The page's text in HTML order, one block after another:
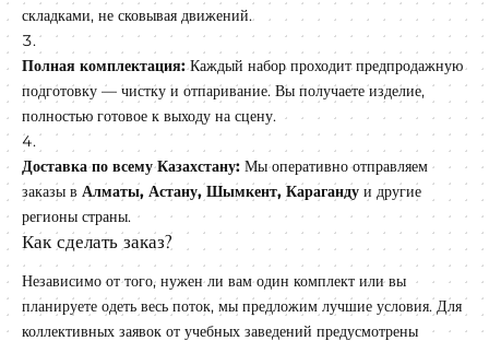
складками, не сковывая движений.
Полная комплектация:Каждый набор проходит предпродажную
подготовку — чистку и отпаривание. Вы получаете изделие,
полностью готовое к выходу на сцену.
Доставка по всему Казахстану: Мы оперативно отправляем
заказы в Алматы, Астану, Шымкент, Караганду и другие
регионы страны.
Как сделать заказ?
Независимо от того, нужен ли вам один комплект или вы
планируете одеть весь поток, мы предложим лучшие условия. Для
коллективных заявок от учебных заведений предусмотрены